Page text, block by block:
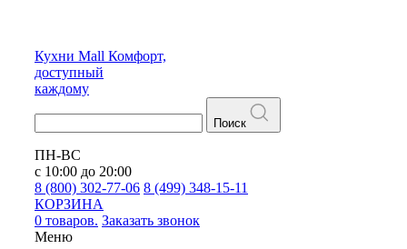
Кухни Mall Комфорт,
доступный
каждому
Поиск
ПН-ВС
с 10:00 до 20:00
8 (800) 302-77-06 8 (499) 348-15-11
КОРЗИНА
0 товаров. Заказать звонок
Меню